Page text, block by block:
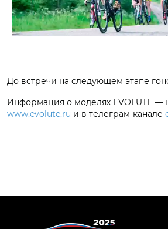
До встречи на следующем этапе
Информация о моделях EVOLUTE —
www.evolute.ru и в телеграм-канале